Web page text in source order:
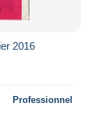
2016
Professionnel